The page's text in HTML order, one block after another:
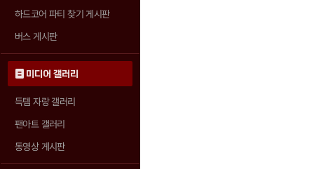
하드코어 파티 찾기 게시판
버스 게시판
미디어 갤러리
득템 자랑 갤러리
팬아트 갤러리
동영상 게시판